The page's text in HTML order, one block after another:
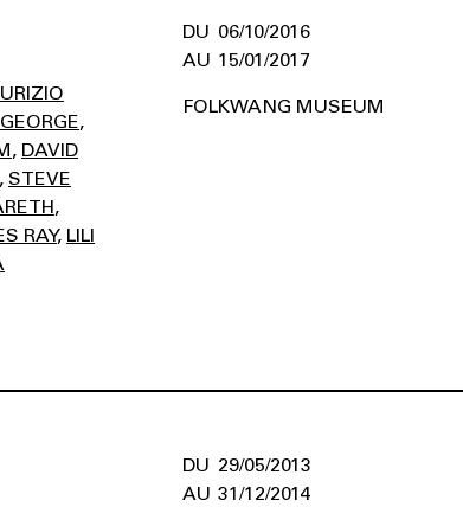
DAVID
STEVE
RAY LILI
06/10/2016
15/01/2017
FOLKWANG MUSEUM
29/05/2013
31/12/2014